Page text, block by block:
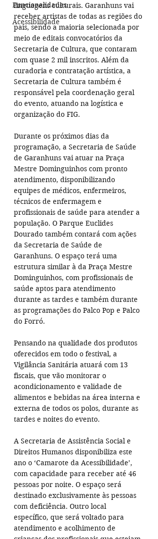
Funcionalidades
Acessibilidade
linguagens culturais. Garanhuns vai
receber artistas de todas as regiões do
país, sendo a maioria selecionada por
meio de editais convocatórios da
Secretaria de Cultura, que contaram
com quase 2 mil inscritos. Além da
curadoria e contratação artística, a
Secretaria de Cultura também é
responsável pela coordenação geral
do evento, atuando na logística e
organização do FIG.
Durante os próximos dias da
programação, a Secretaria de Saúde
de Garanhuns vai atuar na Praça
Mestre Dominguinhos com pronto
atendimento, disponibilizando
equipes de médicos, enfermeiros,
técnicos de enfermagem e
profissionais de saúde para atender a
população. O Parque Euclides
Dourado também contará com ações
da Secretaria de Saúde de
Garanhuns. O espaço terá uma
estrutura similar à da Praça Mestre
Dominguinhos, com profissionais de
saúde aptos para atendimento
durante as tardes e também durante
as programações do Palco Pop e Palco
do Forró.
Pensando na qualidade dos produtos
oferecidos em todo o festival, a
Vigilância Sanitária atuará com 13
fiscais, que vão monitorar o
acondicionamento e validade de
alimentos e bebidas na área interna e
externa de todos os polos, durante as
tardes e noites do evento.
A Secretaria de Assistência Social e
Direitos Humanos disponibiliza este
ano o ‘Camarote da Acessibilidade’,
com capacidade para receber até 46
pessoas por noite. O espaço será
destinado exclusivamente às pessoas
com deficiência. Outro local
específico, que será voltado para
atendimento e acolhimento de